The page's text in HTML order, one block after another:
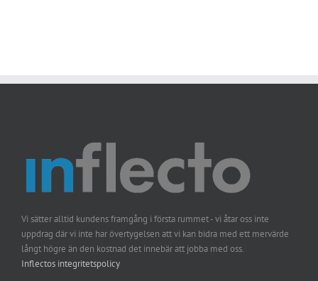
Vi sätter alltid kundens framgång i första rummet - vi åtar oss inte
uppdrag där vi inte har övertygelsen att vi kan bidra med ett mervärde
långt högre än den kostnad det innebär att jobba med oss.
Inflectos integritetspolicy